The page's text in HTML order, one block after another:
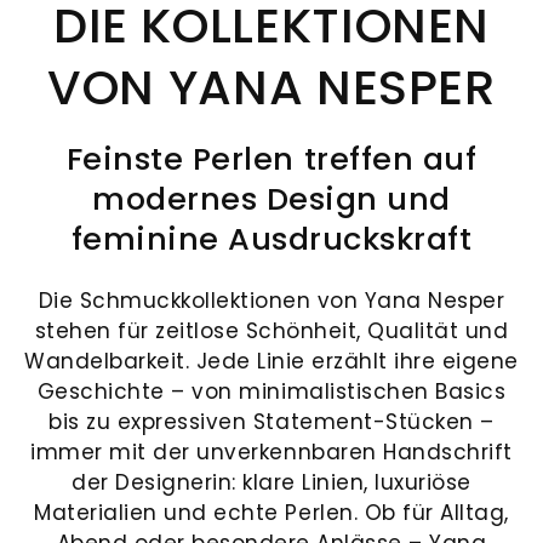
UHRENTYPEN
ALLE
NEUHEITEN
&
HIGHLIGHTS
Breitling
neue
Chronomat
NEUHEITEN
&
HIGHLIGHTS
Neue
Marke
Serafino
Consoli
Neue
Mühlbacher
alles,
was
Ihr
begehrt:
Eheringe,
Verlobungsringe
und
Brautschmuck,
die
Ihre
Liebe
symbolisieren.
Ergänzend
Schmuck.
Ob
Reparaturen,
Wartung
Aufbereitung
–
unsere
Experten
kümmern
sich
um
Ihre
wertvollen
Stücke.
UNSER
HAUS
feste
Institution
in
Regensburger
Innenstadt.
In
Ludwigstraße
erwarten
Sie
exklusive
Schmuckkreationen
und
erlesene
Adresse
Mühlbacher
Ludwigstraße
1
DIE KOLLEKTIONEN
VON YANA NESPER
Feinste Perlen treffen auf
modernes Design und
feminine Ausdruckskraft
Die Schmuckkollektionen von Yana Nesper
stehen für zeitlose Schönheit, Qualität und
Wandelbarkeit. Jede Linie erzählt ihre eigene
Geschichte – von minimalistischen Basics
bis zu expressiven Statement-Stücken –
immer mit der unverkennbaren Handschrift
der Designerin: klare Linien, luxuriöse
Materialien und echte Perlen. Ob für Alltag,